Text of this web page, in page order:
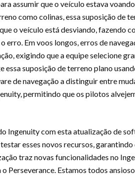
assumir que o veículo estava
como colinas, essa suposição de
o veículo está desviando, fazendo
Em voos longos, erros de
exigindo que a equipe selecione
suposição de terreno plano
de navegação a distinguir entre
permitindo que os pilotos
Ingenuity com esta atualização de
esses novos recursos,
traz novas funcionalidades no
Perseverance. Estamos todos